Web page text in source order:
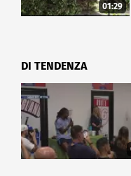
01:29
DI TENDENZA